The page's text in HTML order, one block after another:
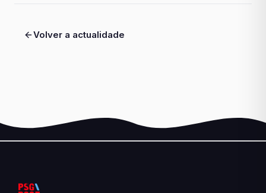
Volver a actualidade